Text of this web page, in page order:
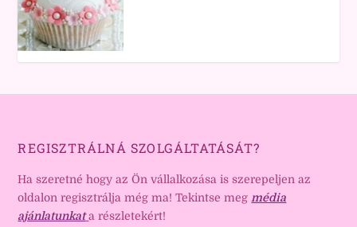
REGISZTRÁLNÁ SZOLGÁLTATÁSÁT?
Ha szeretné hogy az Ön vállalkozása is szerepeljen az
oldalon regisztrálja még ma! Tekintse meg média
ajánlatunkat a részletekért!